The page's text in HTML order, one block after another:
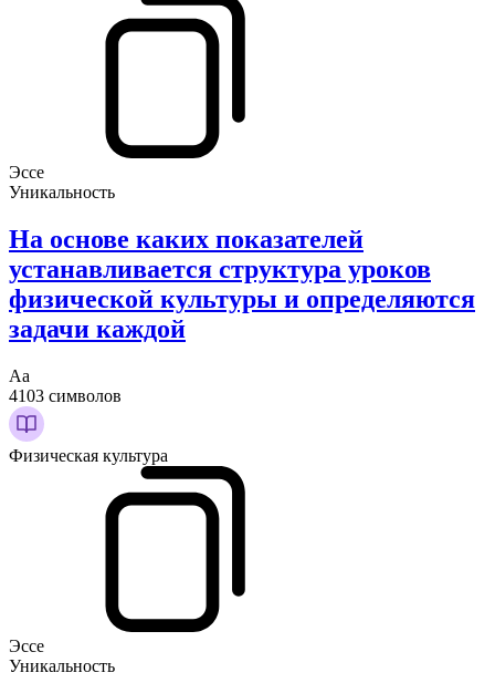
Эссе
Уникальность
На основе каких показателей
устанавливается структура уроков
физической культуры и определяются
задачи каждой
Аа
4103 символов
Физическая культура
Эссе
Уникальность